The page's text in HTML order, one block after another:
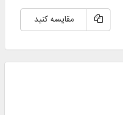
مقایسه کنید